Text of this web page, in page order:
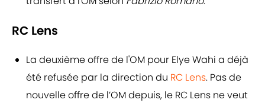
RC Lens
La deuxième offre de l'OM pour Elye Wahi a déjà
été refusée par la direction du RC Lens. Pas de
nouvelle offre de l’OM depuis, le RC Lens ne veut